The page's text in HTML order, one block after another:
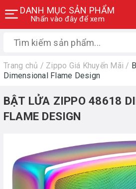
DANH MỤC SẢN PHẨM
Nhấn vào đây để xem
Trang chủ / Zippo Giá Khuyến Mãi /
Dimensional Flame Design
BẬT LỬA ZIPPO 48618
FLAME DESIGN